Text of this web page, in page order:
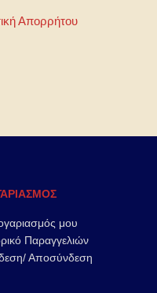
Απορρήτου
μου
Παραγγελιών
Αποσύνδεση